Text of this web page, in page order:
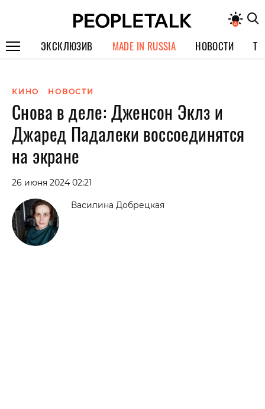
ЭКСКЛЮЗИВ
СПЕЦПРОЕКТЫ
ИНТЕРВЬЮ
ПОКОЛЕНИЕ
MADE IN RUSSIA НОВОСТИ
КИНО НОВОСТИ
Снова в деле: Дженсон Эклз и
Джаред Падалеки воссоединятся
на экране
26 июня 2024 02:21
Василина Добрецкая